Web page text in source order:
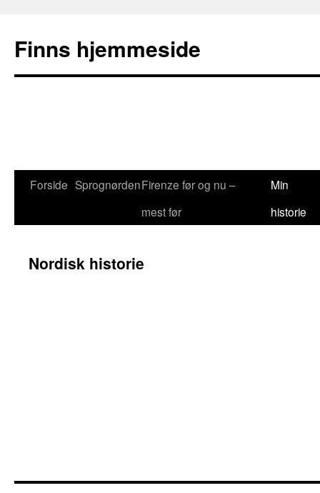
Finns hjemmeside
Hop
Forside SprognørdenFirenze før og nu –
mest før
Min
historie
Nordisk historie